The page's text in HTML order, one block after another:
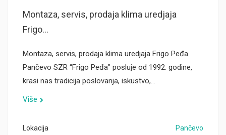
Montaza, servis, prodaja klima uredjaja
Frigo...
Montaza, servis, prodaja klima uredjaja Frigo Peđa
Pančevo SZR “Frigo Peđa” posluje od 1992. godine,
krasi nas tradicija poslovanja, iskustvo,…
Više
Lokacija Pančevo